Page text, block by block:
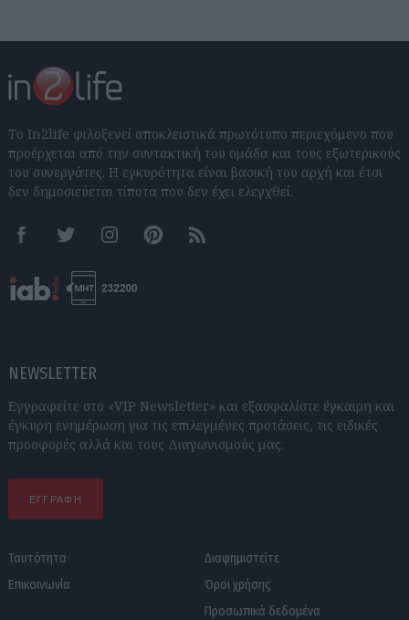
Το In2life φιλοξενεί αποκλειστικά πρωτότυπο περιεχόμενο που
προέρχεται από την συντακτική του ομάδα και τους εξωτερικούς
του συνεργάτες. Η εγκυρότητα είναι βασική του αρχή και έτσι
δεν δημοσιεύεται τίποτα που δεν έχει ελεγχθεί.
FacebookTwitter InstagramPinterestRSS feeds
NEWSLETTER
Εγγραφείτε στο «VIP Newsletter» και εξασφαλίστε έγκαιρη και
έγκυρη ενημέρωση για τις επιλεγμένες προτάσεις, τις ειδικές
προσφορές αλλά και τους Διαγωνισμούς μας.
ΕΓΓΡΑΦΗ
Ταυτότητα
Επικοινωνία
Διαφημιστείτε
Όροι χρήσης
Προσωπικά δεδομένα